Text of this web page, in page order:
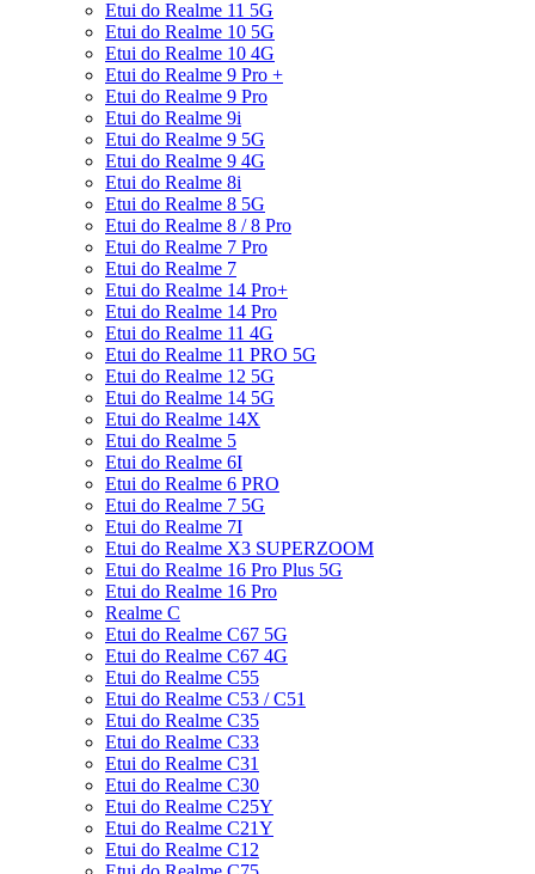
Etui do Realme 11 5G
Etui do Realme 10 5G
Etui do Realme 10 4G
Etui do Realme 9 Pro +
Etui do Realme 9 Pro
Etui do Realme 9i
Etui do Realme 9 5G
Etui do Realme 9 4G
Etui do Realme 8i
Etui do Realme 8 5G
Etui do Realme 8 / 8 Pro
Etui do Realme 7 Pro
Etui do Realme 7
Etui do Realme 14 Pro+
Etui do Realme 14 Pro
Etui do Realme 11 4G
Etui do Realme 11 PRO 5G
Etui do Realme 12 5G
Etui do Realme 14 5G
Etui do Realme 14X
Etui do Realme 5
Etui do Realme 6I
Etui do Realme 6 PRO
Etui do Realme 7 5G
Etui do Realme 7I
Etui do Realme X3 SUPERZOOM
Etui do Realme 16 Pro Plus 5G
Etui do Realme 16 Pro
Realme C
Etui do Realme C67 5G
Etui do Realme C67 4G
Etui do Realme C55
Etui do Realme C53 / C51
Etui do Realme C35
Etui do Realme C33
Etui do Realme C31
Etui do Realme C30
Etui do Realme C25Y
Etui do Realme C21Y
Etui do Realme C12